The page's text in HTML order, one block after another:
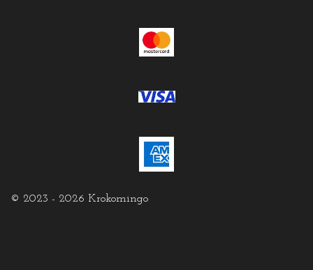
© 2023 - 2026 Krokomingo